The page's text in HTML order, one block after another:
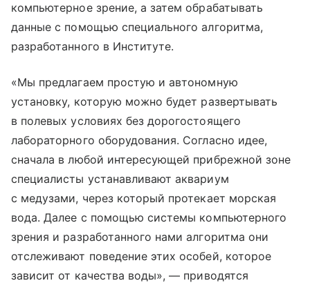
компьютерное зрение, а затем обрабатывать
данные с помощью специального алгоритма,
разработанного в Институте.
«Мы предлагаем простую и автономную
установку, которую можно будет развертывать
в полевых условиях без дорогостоящего
лабораторного оборудования. Согласно идее,
сначала в любой интересующей прибрежной зоне
специалисты устанавливают аквариум
с медузами, через который протекает морская
вода. Далее с помощью системы компьютерного
зрения и разработанного нами алгоритма они
отслеживают поведение этих особей, которое
зависит от качества воды», — приводятся